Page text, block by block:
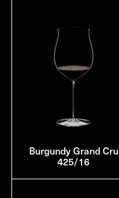
Burgundy Grand Cru
425/16